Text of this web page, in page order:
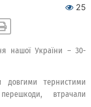
25
нашої України – 30-
тернистими
втрачали